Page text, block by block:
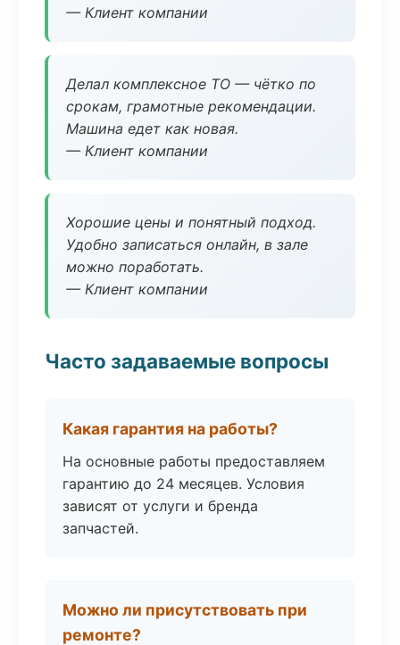
— Клиент компании
Делал комплексное ТО — чётко по
срокам, грамотные рекомендации.
Машина едет как новая.
— Клиент компании
Хорошие цены и понятный подход.
Удобно записаться онлайн, в зале
можно поработать.
— Клиент компании
Часто задаваемые вопросы
Какая гарантия на работы?
На основные работы предоставляем
гарантию до 24 месяцев. Условия
зависят от услуги и бренда
запчастей.
Можно ли присутствовать при
ремонте?